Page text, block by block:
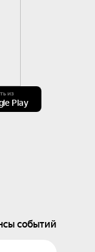
из
Play
событий